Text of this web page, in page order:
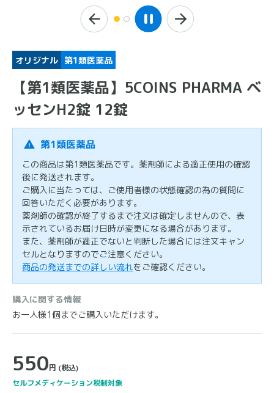
オリジナル 第1類医薬品
【第1類医薬品】5COINS PHARMA ベ
ッセンH2錠 12錠
第1類医薬品
この商品は第1類医薬品です。薬剤師による適正使用の確認
後に発送されます。
ご購入に当たっては、ご使用者様の状態確認の為の質問に
回答いただく必要があります。
薬剤師の確認が終了するまで注文は確定しませんので、表
示されているお届け日時が変更になる場合があります。
また、薬剤師が適正でないと判断した場合には注文キャン
セルとなりますのでご注意ください。
商品の発送までの詳しい流れをご確認ください。
購入に関する情報
お一人様1個までご購入いただけます。
550円 (税込)
セルフメディケーション税制対象